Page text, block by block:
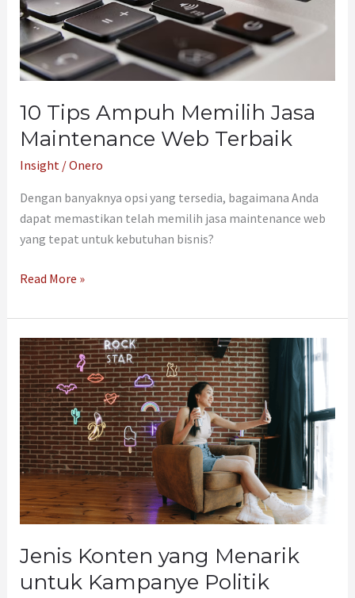
10 Tips Ampuh Memilih Jasa
Maintenance Web Terbaik
Insight /Onero
Dengan banyaknya opsi yang tersedia, bagaimana Anda
dapat memastikan telah memilih jasa maintenance web
yang tepat untuk kebutuhan bisnis?
Web
Terbaik
Read More »
Jenis Konten yang Menarik
untuk Kampanye Politik
Jenis
Konten
yang
Menarik
untuk
Kampanye
Politik